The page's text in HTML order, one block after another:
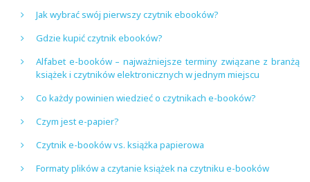
Jak wybrać swój pierwszy czytnik ebooków?
Gdzie kupić czytnik ebooków?
Alfabet e-booków – najważniejsze terminy związane z branżą
książek i czytników elektronicznych w jednym miejscu
Co każdy powinien wiedzieć o czytnikach e-booków?
Czym jest e-papier?
Czytnik e-booków vs. książka papierowa
Formaty plików a czytanie książek na czytniku e-booków